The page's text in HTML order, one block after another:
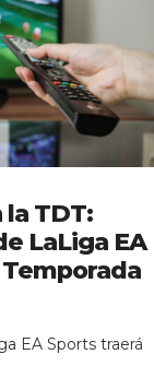
TDT:
LaLiga EA
EA Sports traerá